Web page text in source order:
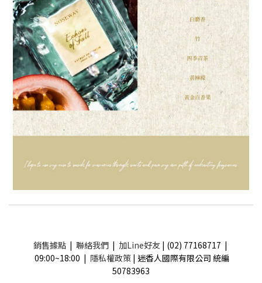
銷售據點| 聯絡我們| 加Line好友 | (02) 77168717 |
09:00~18:00 | 隱私權政策 | 迷香人國際有限公司 統編
50783963